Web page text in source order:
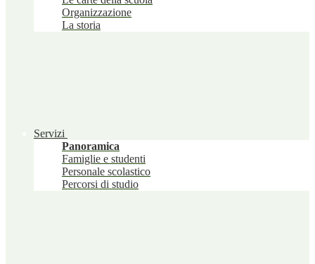
Organizzazione
La storia
Servizi
Panoramica
Famiglie e studenti
Personale scolastico
Percorsi di studio